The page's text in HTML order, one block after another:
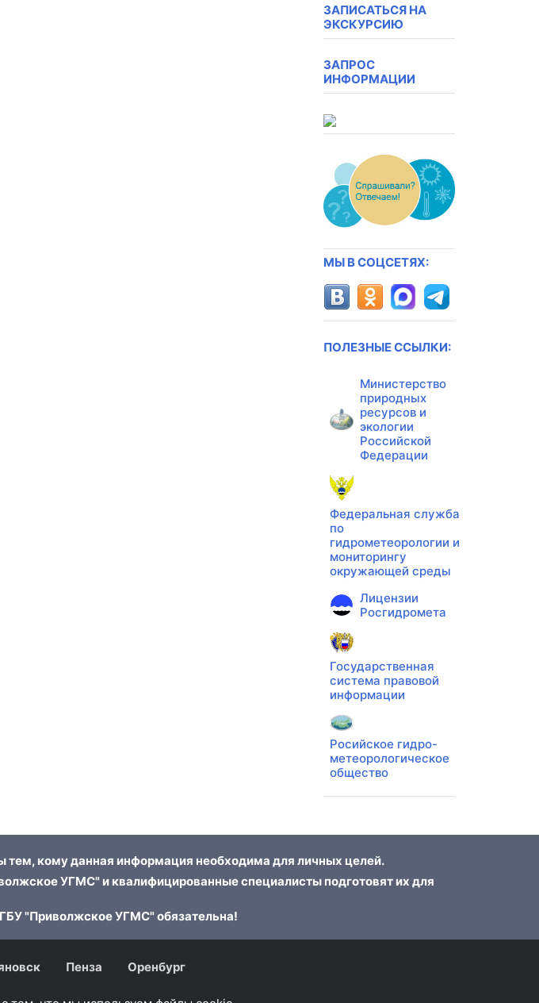
ЗАПИСАТЬСЯ НА
ЭКСКУРСИЮ
ЗАПРОС
ИНФОРМАЦИИ
МЫ В СОЦСЕТЯХ:
ПОЛЕЗНЫЕ ССЫЛКИ:
Министерство
природных
ресурсов и
экологии
Российской
Федерации
Федеральная служба
по
гидрометеорологии и
мониторингу
окружающей среды
Лицензии
Росгидромета
Государственная
система правовой
информации
Росийское гидро-
метеорологическое
общество
тем, кому данная информация необходима для личных целей.
УГМС" и квалифицированные специалисты подготовят их для
"Приволжское УГМС" обязательна!
Пенза Оренбург